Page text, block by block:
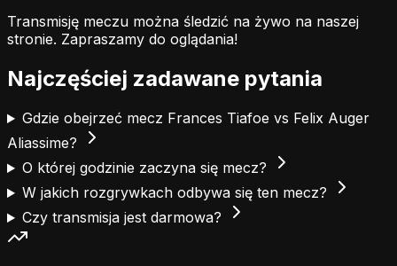
Transmisję meczu można śledzić na żywo na naszej
stronie. Zapraszamy do oglądania!
Najczęściej zadawane pytania
Gdzie obejrzeć mecz Frances Tiafoe vs Felix Auger
Aliassime?
O której godzinie zaczyna się mecz?
W jakich rozgrywkach odbywa się ten mecz?
Czy transmisja jest darmowa?